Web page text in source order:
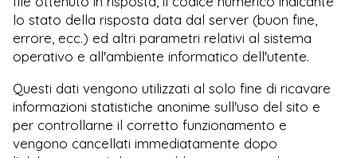
lo stato della risposta data dal server (buon fine,
errore, ecc.) ed altri parametri relativi al sistema
operativo e all'ambiente informatico dell'utente.
Questi dati vengono utilizzati al solo fine di ricavare
informazioni statistiche anonime sull'uso del sito e
per controllarne il corretto funzionamento e
vengono cancellati immediatamente dopo